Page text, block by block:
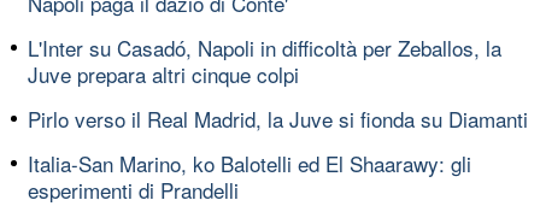
L'Inter su Casadó, Napoli in difficoltà per Zeballos, la
Juve prepara altri cinque colpi
Pirlo verso il Real Madrid, la Juve si fionda su Diamanti
Italia-San Marino, ko Balotelli ed El Shaarawy: gli
esperimenti di Prandelli